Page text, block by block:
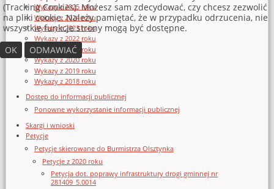
Wykazy z 2025 roku
Wykazy z 2024 roku
Wykazy z 2023 roku
Wykazy z 2022 roku
Wykazy z 2021 roku
Wykazy z 2020 roku
Wykazy z 2019 roku
Wykazy z 2018 roku
Dostęp do informacji publicznej
Ponowne wykorzystanie informacji publicznej
Skargi i wnioski
Petycje
Petycje skierowane do Burmistrza Olsztynka
Petycje z 2020 roku
Petycja dot. poprawy infrastruktury drogi gminnej nr
281409_5.0014
(Tracking Cookies). Możesz sam zdecydować, czy chcesz zezwolić
na pliki cookie. Należy pamiętać, że w przypadku odrzucenia, nie
wszystkie funkcje strony mogą być dostępne.
OK
ODMAWIAĆ